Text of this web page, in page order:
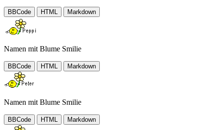
BBCode HTML Markdown
Namen mit Blume Smilie
BBCode HTML Markdown
Namen mit Blume Smilie
BBCode HTML Markdown